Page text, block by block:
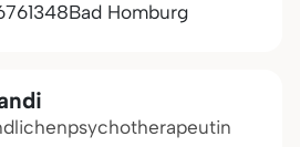
61348Bad Homburg